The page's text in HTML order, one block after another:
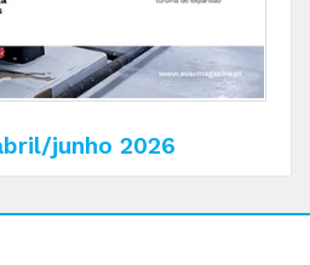
junho 2026